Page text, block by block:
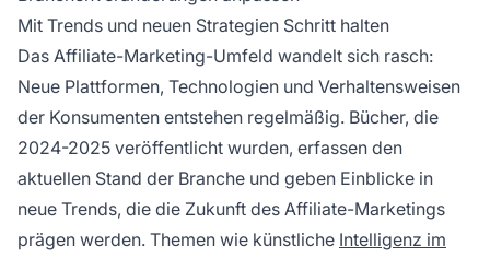
Mit Trends und neuen Strategien Schritt halten
Das Affiliate-Marketing-Umfeld wandelt sich rasch:
Neue Plattformen, Technologien und Verhaltensweisen
der Konsumenten entstehen regelmäßig. Bücher, die
2024-2025 veröffentlicht wurden, erfassen den
aktuellen Stand der Branche und geben Einblicke in
neue Trends, die die Zukunft des Affiliate-Marketings
prägen werden. Themen wie künstliche Intelligenz im